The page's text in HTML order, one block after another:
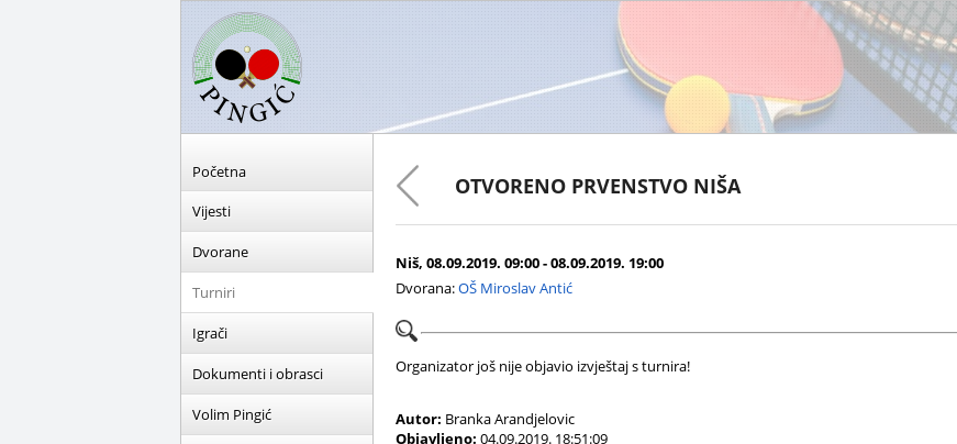
Početna
Vijesti
Dvorane
Turniri
Igrači
Dokumenti i obrasci
Volim Pingić
OTVORENO PRVENSTVO NIŠA
Niš, 08.09.2019. 09:00 - 08.09.2019. 19:00
Dvorana:OŠ Miroslav Antić
Organizator još nije objavio izvještaj s turnira!
Autor: Branka Arandjelovic
Objavljeno: 04.09.2019. 18:51:09